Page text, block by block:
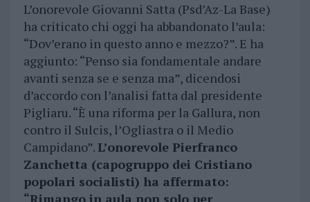
L’onorevole Giovanni Satta (Psd’Az-La Base)
ha criticato chi oggi ha abbandonato l’aula:
“Dov’erano in questo anno e mezzo?”. E ha
aggiunto: “Penso sia fondamentale andare
avanti senza se e senza ma”, dicendosi
d’accordo con l’analisi fatta dal presidente
Pigliaru. “È una riforma per la Gallura, non
contro il Sulcis, l’Ogliastra o il Medio
Campidano”.L’onorevole Pierfranco
Zanchetta (capogruppo dei Cristiano
popolari socialisti) ha affermato: